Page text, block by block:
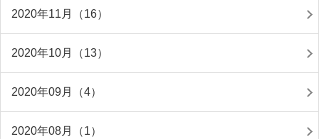
2020年11月（16）
2020年10月（13）
2020年09月（4）
2020年08月（1）